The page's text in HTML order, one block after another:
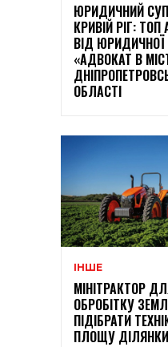
ЮРИДИЧНИЙ
КРИВІЙ РІГ:
ВІД ЮРИДИЧНОЇ
«АДВОКАТ В
ОБЛАСТІ
ІНШЕ
МІНІТРАКТОР
ОБРОБІТКУ
ПІДІБРАТИ
ПЛОЩУ ДІЛЯНКИ